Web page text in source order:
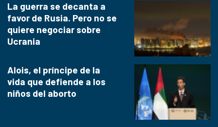
La guerra se decanta a
favor de Rusia. Pero no se
quiere negociar sobre
Ucrania
Alois, el príncipe de la
vida que defiende a los
niños del aborto